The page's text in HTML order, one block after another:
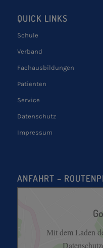
QUICK LINKS
Schule
Verband
Fachausbildungen
Patienten
Service
Datenschutz
Impressum
ANFAHRT –
Mit dem Laden